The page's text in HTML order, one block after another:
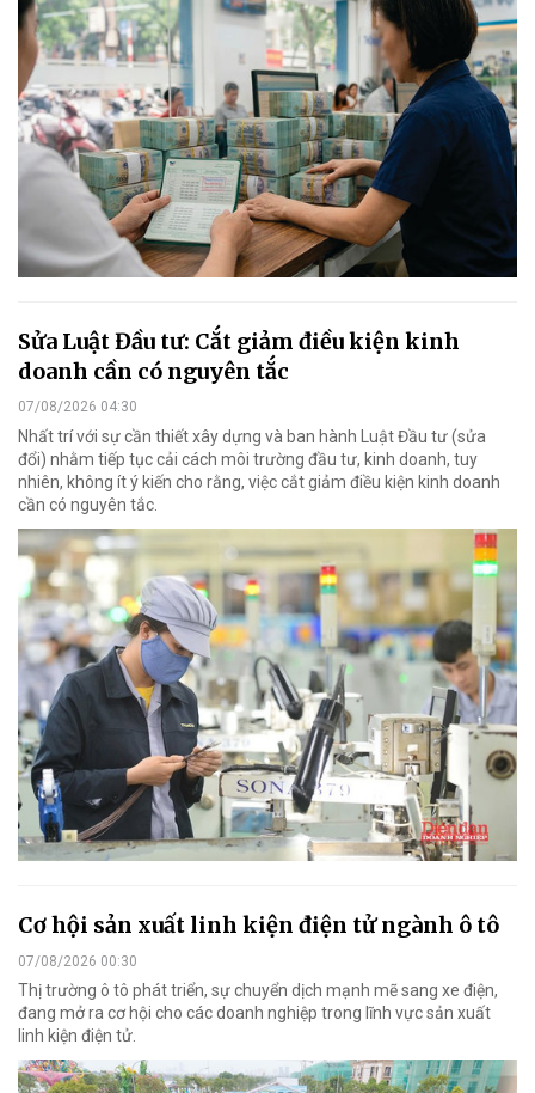
Sửa Luật Đầu tư: Cắt giảm điều kiện kinh
doanh cần có nguyên tắc
07/08/2026 04:30
Nhất trí với sự cần thiết xây dựng và ban hành Luật Đầu tư (sửa
đổi) nhằm tiếp tục cải cách môi trường đầu tư, kinh doanh, tuy
nhiên, không ít ý kiến cho rằng, việc cắt giảm điều kiện kinh doanh
cần có nguyên tắc.
Cơ hội sản xuất linh kiện điện tử ngành ô tô
07/08/2026 00:30
Thị trường ô tô phát triển, sự chuyển dịch mạnh mẽ sang xe điện,
đang mở ra cơ hội cho các doanh nghiệp trong lĩnh vực sản xuất
linh kiện điện tử.